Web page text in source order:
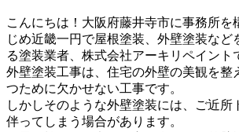
こんにちは！大阪府藤井寺市に事務所を
じめ近畿一円で屋根塗装、外壁塗装など
る塗装業者、株式会社アーキリペイント
外壁塗装工事は、住宅の外壁の美観を整
つために欠かせない工事です。
しかしそのような外壁塗装には、ご近所
伴ってしまう場合があります。